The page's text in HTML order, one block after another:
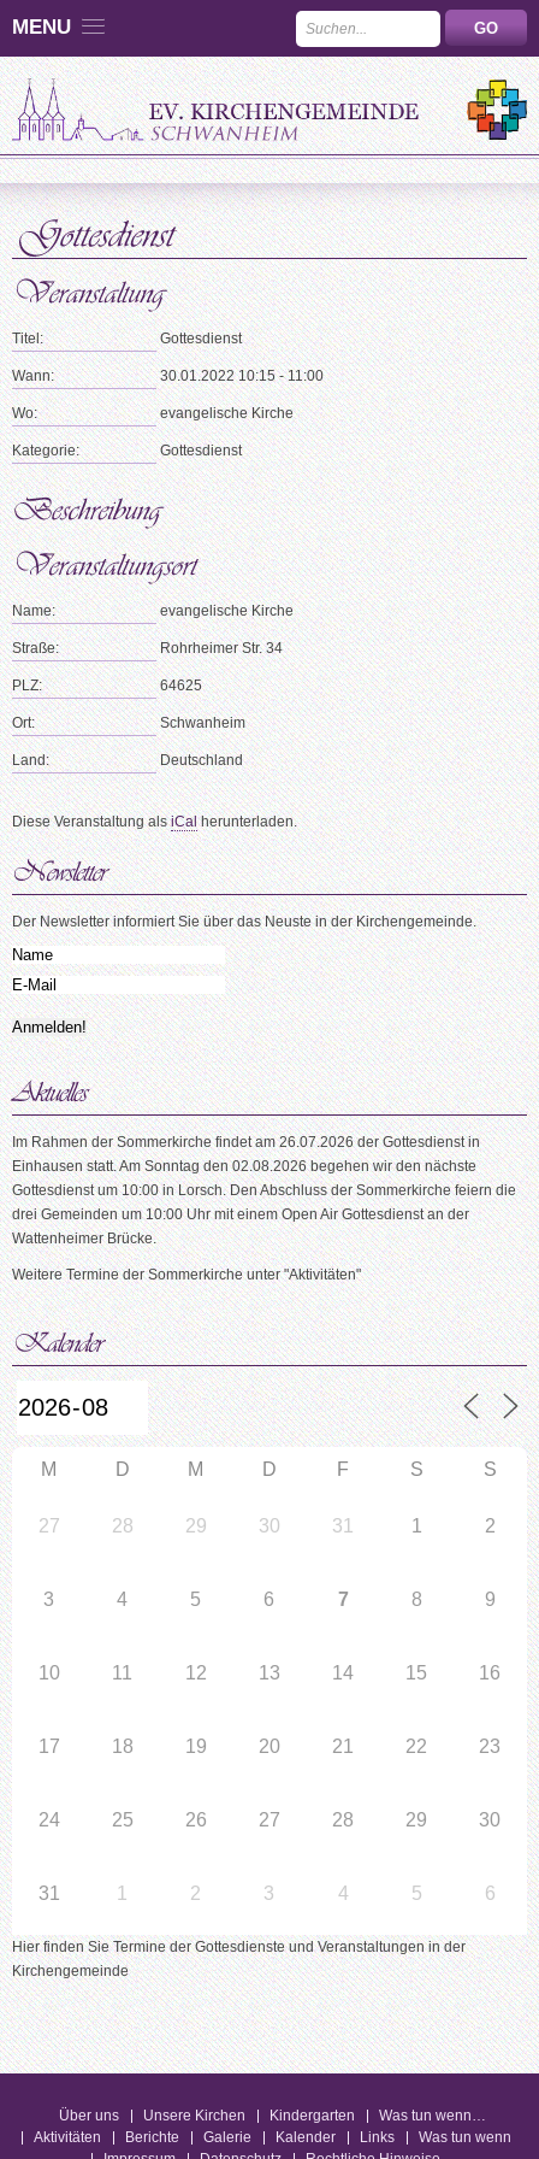
MENU
Titel: Gottesdienst
Wann: 30.01.2022 10:15 - 11:00
Wo: evangelische Kirche
Kategorie: Gottesdienst
Name: evangelische Kirche
Straße: Rohrheimer Str. 34
PLZ: 64625
Ort: Schwanheim
Land: Deutschland
Diese Veranstaltung alsiCalherunterladen.
Der Newsletter informiert Sie über das Neuste in der Kirchengemeinde.
Im Rahmen der Sommerkirche findet am 26.07.2026 der Gottesdienst in
Einhausen statt. Am Sonntag den 02.08.2026 begehen wir den nächste
Gottesdienst um 10:00 in Lorsch. Den Abschluss der Sommerkirche feiern die
drei Gemeinden um 10:00 Uhr mit einem Open Air Gottesdienst an der
Wattenheimer Brücke.
Weitere Termine der Sommerkirche unter "Aktivitäten"
M D M D F S S
27 28 29 30 31 1 2
3 4 5 6 7 8 9
10 11 12 13 14 15 16
17 18 19 20 21 22 23
24 25 26 27 28 29 30
31 1 2 3 4 5 6
Hier finden Sie Termine der Gottesdienste und Veranstaltungen in der
Kirchengemeinde
Über uns Unsere Kirchen Kindergarten
Was tun wenn…
Aktivitäten
Berichte Galerie Kalender Links
Was tun wenn